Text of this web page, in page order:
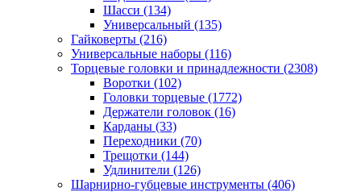
Шасси (134)
Универсальный (135)
Гайковерты (216)
Универсальные наборы (116)
Торцевые головки и принадлежности (2308)
Воротки (102)
Головки торцевые (1772)
Держатели головок (16)
Карданы (33)
Переходники (70)
Трещотки (144)
Удлинители (126)
Шарнирно-губцевые инструменты (406)